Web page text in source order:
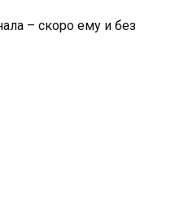
– скоро ему и без